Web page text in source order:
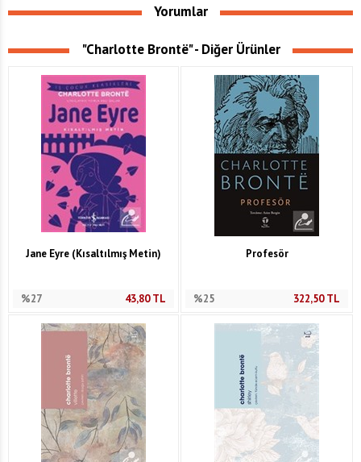
Yorumlar
"Charlotte Brontë" - Diğer Ürünler
Jane Eyre (Kısaltılmış Metin)
%27 43,80TL
Profesör
%25 322,50TL